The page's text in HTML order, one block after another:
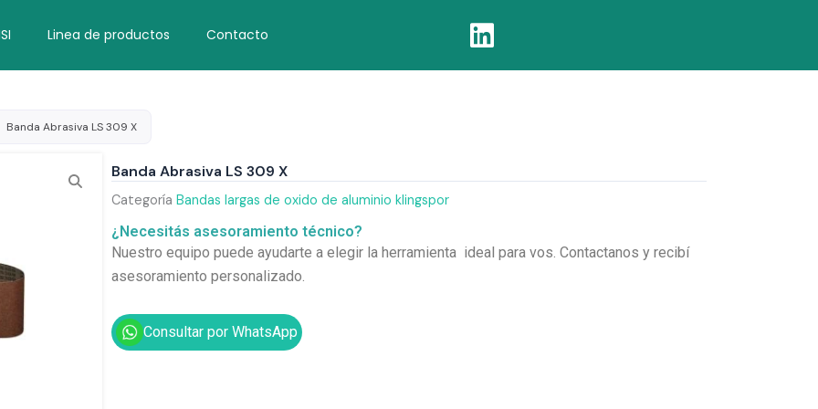
Linea de productos Contacto
Banda Abrasiva LS 309 X
Banda Abrasiva LS 309 X
Categoría Bandas largas de oxido de aluminio klingspor
¿Necesitás asesoramiento técnico?
Nuestro equipo puede ayudarte a elegir la herramienta ideal para vos. Contactanos y recibí
asesoramiento personalizado.
Consultar por WhatsApp